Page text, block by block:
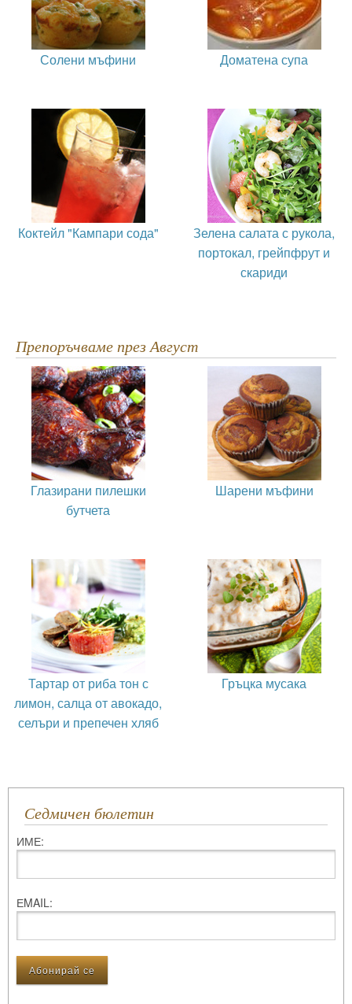
Солени мъфини Доматена супа
Коктейл "Кампари сода"
Зелена салата с рукола,
портокал, грейпфрут и
скариди
Препоръчваме през Август
Глазирани пилешки
бутчета
Шарени мъфини
Тартар от риба тон с
лимон, салца от авокадо,
селъри и препечен хляб
Гръцка мусака
Седмичен бюлетин
ИМЕ:
ЕMAIL: